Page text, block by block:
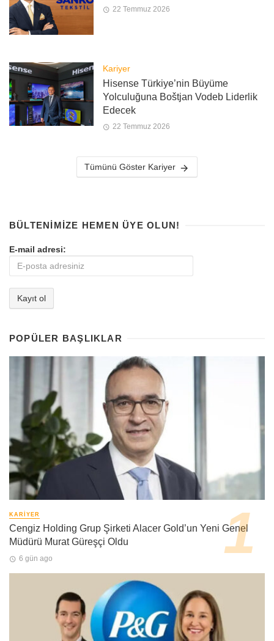
22 Temmuz 2026
Kariyer
Hisense Türkiye’nin Büyüme
Yolculuğuna Boštjan Vodeb Liderlik
Edecek
22 Temmuz 2026
Tümünü Göster Kariyer
BÜLTENIMIZE HEMEN ÜYE OLUN!
E-mail adresi:
POPÜLER BAŞLIKLAR
KARIYER
Cengiz Holding Grup Şirketi Alacer Gold’un Yeni Genel
Müdürü Murat Güreşçi Oldu
6 gün ago